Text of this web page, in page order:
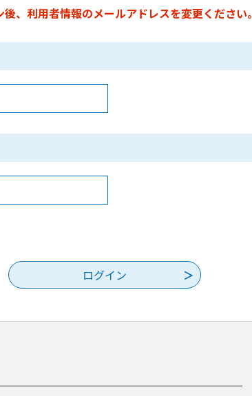
、利用者情報のメールアドレスを変更ください。